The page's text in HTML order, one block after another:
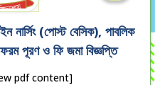
নার্সিং (পোস্ট বেসিক), পাবলিক
পূরণ ও ফি জমা বিজ্ঞপ্তি
pdf content]